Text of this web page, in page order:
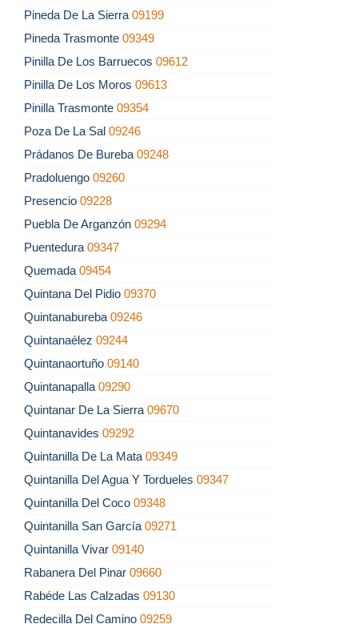
Pineda De La Sierra 09199
Pineda Trasmonte 09349
Pinilla De Los Barruecos 09612
Pinilla De Los Moros 09613
Pinilla Trasmonte 09354
Poza De La Sal 09246
Prádanos De Bureba 09248
Pradoluengo 09260
Presencio 09228
Puebla De Arganzón 09294
Puentedura 09347
Quemada 09454
Quintana Del Pidio 09370
Quintanabureba 09246
Quintanaélez 09244
Quintanaortuño 09140
Quintanapalla 09290
Quintanar De La Sierra 09670
Quintanavides 09292
Quintanilla De La Mata 09349
Quintanilla Del Agua Y Tordueles 09347
Quintanilla Del Coco 09348
Quintanilla San García 09271
Quintanilla Vivar 09140
Rabanera Del Pinar 09660
Rabéde Las Calzadas 09130
Redecilla Del Camino 09259